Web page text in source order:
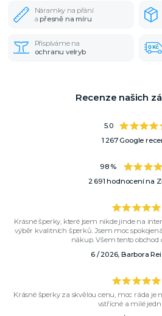
Náramky na přání
apřesně na míru
Přispíváme na
ochranu velryb
Recenze našich
5.0
1 267 Google
98 %
2 691 hodnocení na
Krásné šperky, které jsem nikde jinde na
výběr kvalitních šperků. Jsem moc
nákup. Všem tento
6 / 2026, Barbora
Krásné šperky za skvělou cenu, moc ráda je
vstřícné a milé